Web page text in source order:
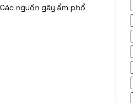
nguồn gây ẩm phổ